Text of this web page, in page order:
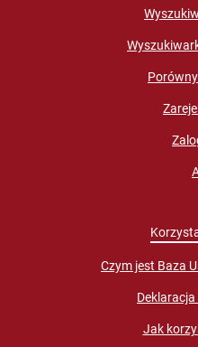
Czym jest Baza
Jak